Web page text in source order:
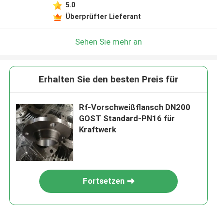
5.0
Überprüfter Lieferant
Sehen Sie mehr an
Erhalten Sie den besten Preis für
Rf-Vorschweißflansch DN200
GOST Standard-PN16 für
Kraftwerk
Fortsetzen